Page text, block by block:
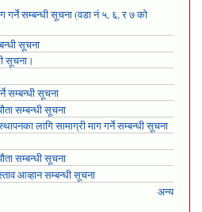
गर्ने सम्बन्धी सूचना (वडा नं ५, ६, र ७ को
सूचना
सूचना।
सम्बन्धी सूचना
सम्बन्धी सूचना
लागि सामाग्री माग गर्ने सम्बन्धी सूचना
सम्बन्धी सूचना
आव्हान सम्बन्धी सूचना
अन्य